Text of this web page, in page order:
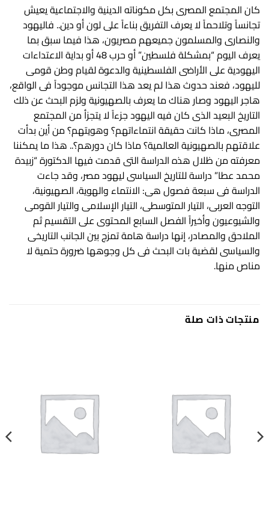
كان المجتمع المصرى بكل مكوناته الدينية والاجتماعية يعيش
تجانساً وتلاحماً لا يعرف التفريق بناءاً على لون أو دين.. فاليهود
والنصارى والمسلمون جميعهم مصريون، هذا فيما سبق بما
يعرف اليوم “بمشكلة فلسطين” أو حرب 48 أو بداية الاعتداءات
اليهودية على الأراضى الفلسطينية والدعوة لقيام وطن قومى
لليهود، فعند حدوث هذا لم يعد هذا التجانس موجوداً فى الواقع،
هاجر اليهود وصار هناك ما يعرف بالصهيونية ولزم البحث عن ذلك
التاريخ البعيد الذى كان فيه اليهود جزءاً لا يتجزأ من المجتمع
المصرى، ماذا كانت حقيقة انتماءاتهم؟ وهويتهم؟ من أين بدأت
علاقتهم بالصهيونية العالمية؟ ماذا كان دورهم؟.. هذا ما يمكننا
معرفته من ظلال هذه الدراسة التى قدمت فيها الدكتورة “زبيدة
محمد عطا” دراسة للتاريخ السياسى ليهود مصر، وقد جاءت
الدراسة فى سبعة فصول هى: الانتماء والهوية، الصهيونية،
التوجه العربى، التيار المتوسطى، التيار الإسلامى والتيار القومى
والشيوعيون وأخيراً الفصل السابع المحتوى على التقسيم ثم
الملاحق والمصادر، إنها دراسة هامة تمزج بين الجانب التاريخى
والسياسى لقضية بات البحث فى كل وجوهها ضرورة حتمية لا
مناص منها.
منتجات ذات صلة